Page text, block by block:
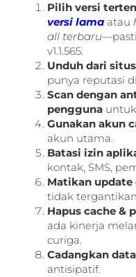
Pilih versi
versi lama atau
all terbaru
v1.1.565.
Unduh dari
punya reputasi
Scan dengan
pengguna
Gunakan akun
akun utama.
Batasi izin
kontak, SMS,
Matikan
tidak
Hapus cache &
ada kinerja
curiga.
Cadangkan
antisipatif.